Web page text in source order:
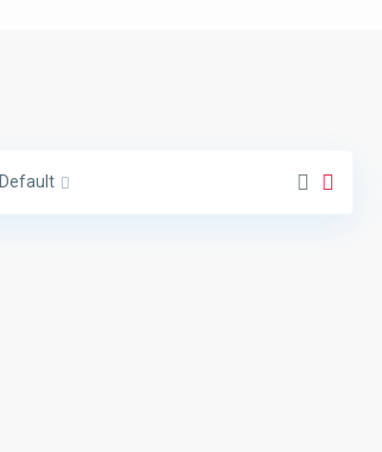
Default